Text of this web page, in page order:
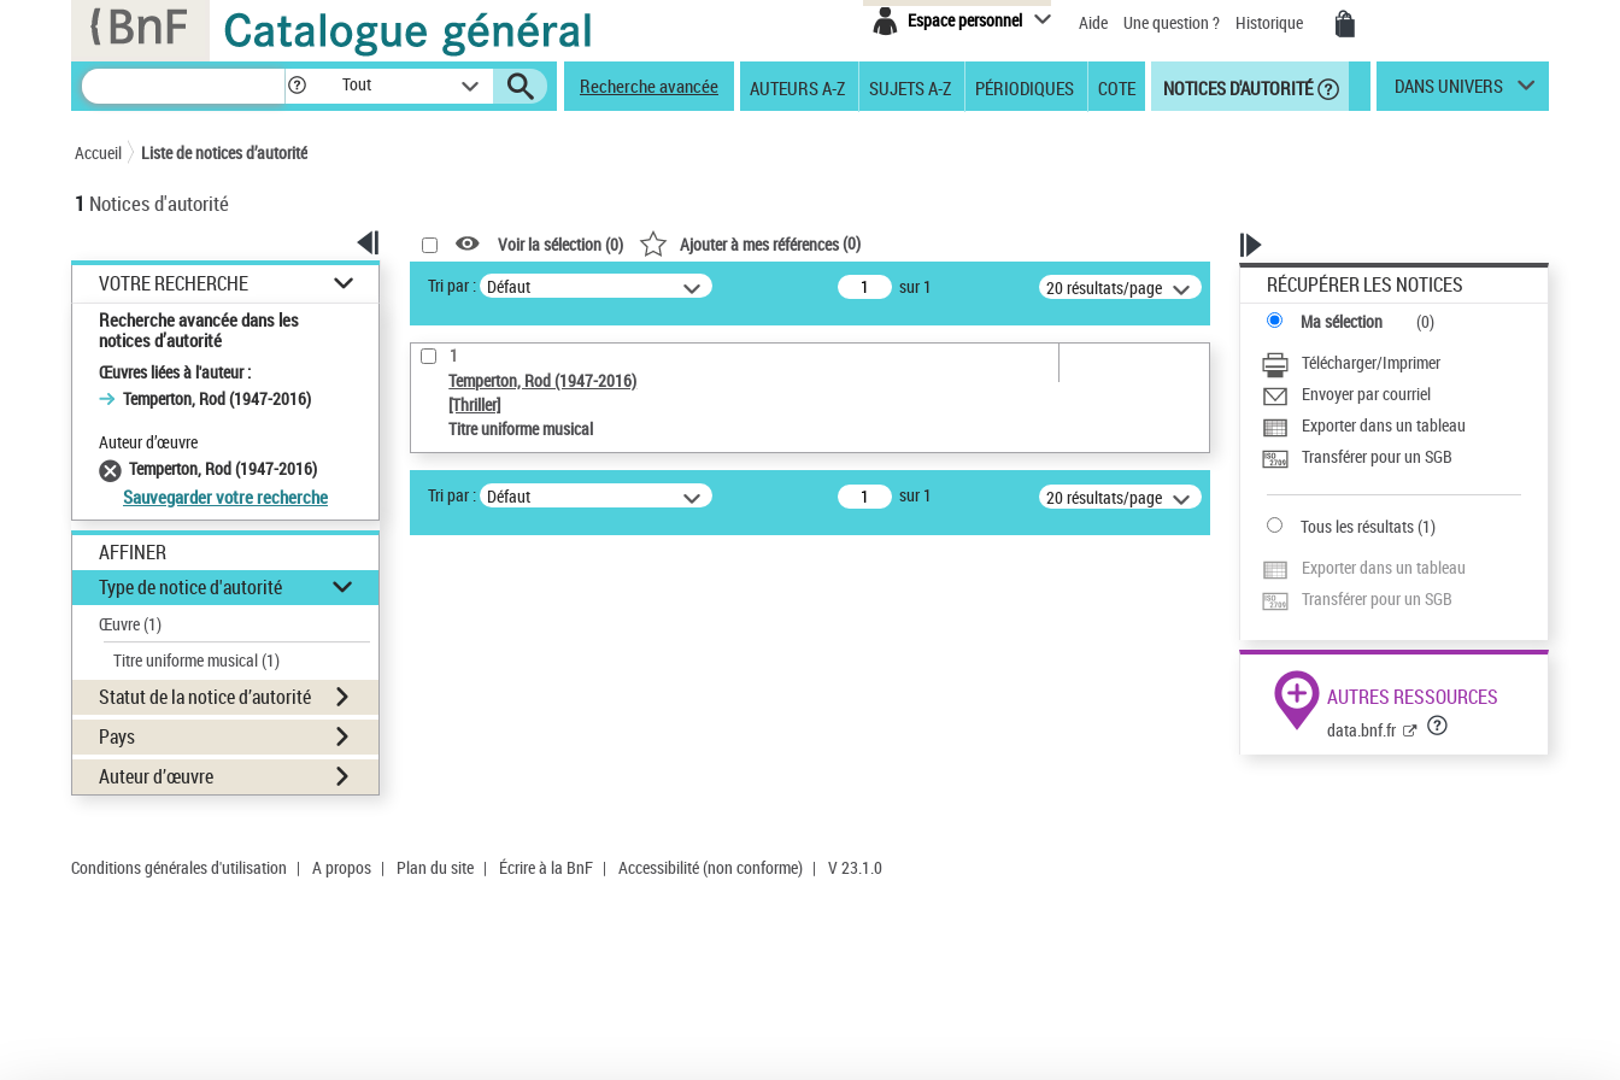
Espace personnel Aide Une question ? Historique
Tout Recherche avancée AUTEURS A-Z SUJETS A-Z PÉRIODIQUES COTE NOTICES D'AUTORITÉ DANS UNIVERS
Accueil Liste de notices d’autorité
1 Notices d'autorité
VOTRE RECHERCHE
Recherche avancée dans les
notices d’autorité
Œuvres liées à l'auteur :
Temperton, Rod (1947-2016)
Auteur d’œuvre
Temperton, Rod (1947-2016)
Sauvegarder votre recherche
AFFINER
Type de notice d'autorité
Œuvre(1)
Titre uniforme musical(1)
Statut de la notice d’autorité
Pays
Auteur d’œuvre
Voir la sélection (0) Ajouter à mes références(0)
Tri par : Défaut sur 1 20 résultats/page
1
Temperton, Rod (1947-2016)
[Thriller]
Titre uniforme musical
Tri par : Défaut sur 1 20 résultats/page
RÉCUPÉRER LES NOTICES
Ma sélection (0)
Télécharger/Imprimer
Envoyer par courriel
Exporter dans un tableau
Transférer pour un SGB
Tous les résultats(1)
Exporter dans un tableau
Transférer pour un SGB
AUTRES RESSOURCES
data.bnf.fr
Conditions générales d'utilisation | A propos | Plan du site | Écrire à la BnF | Accessibilité (non conforme) | V 23.1.0
Panneau de gestion des cookies